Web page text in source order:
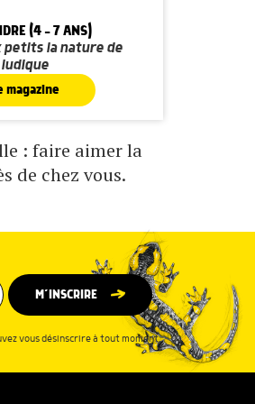
(4 - 7 ANS)
petits la nature de
magazine
: faire aimer la
de chez vous.
M’INSCRIRE
vous désinscrire à tout moment.